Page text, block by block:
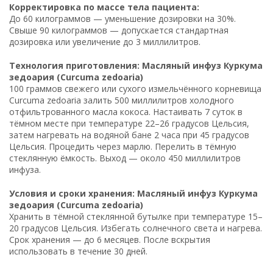
Корректировка по массе тела пациента:
До 60 килограммов — уменьшение дозировки на 30%.
Свыше 90 килограммов — допускается стандартная
дозировка или увеличение до 3 миллилитров.
Технология приготовления: Масляный инфуз Куркума
зедоария (Curcuma zedoaria)
100 граммов свежего или сухого измельчённого корневища
Curcuma zedoaria залить 500 миллилитров холодного
отфильтрованного масла кокоса. Настаивать 7 суток в
тёмном месте при температуре 22–26 градусов Цельсия,
затем нагревать на водяной бане 2 часа при 45 градусов
Цельсия. Процедить через марлю. Перелить в тёмную
стеклянную ёмкость. Выход — около 450 миллилитров
инфуза.
Условия и сроки хранения: Масляный инфуз Куркума
зедоария (Curcuma zedoaria)
Хранить в тёмной стеклянной бутылке при температуре 15–
20 градусов Цельсия. Избегать солнечного света и нагрева.
Срок хранения — до 6 месяцев. После вскрытия
использовать в течение 30 дней.